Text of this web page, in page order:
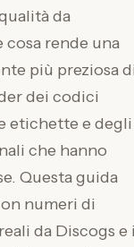
da
rende una
più preziosa
dei codici
etichette e degli
che hanno
Questa guida
numeri di
da Discogs e